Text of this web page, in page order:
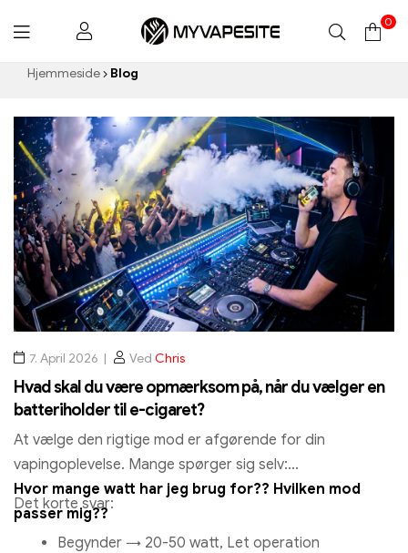
0
Hjemmeside Blog
7. April 2026 Ved Chris
Hvad skal du være opmærksom på, når du vælger en
batteriholder til e-cigaret?
At vælge den rigtige mod er afgørende for din
vapingoplevelse. Mange spørger sig selv:
Hvor mange watt har jeg brug for?? Hvilken mod
passer mig??
Det korte svar:
Begynder → 20-50 watt, Let operation